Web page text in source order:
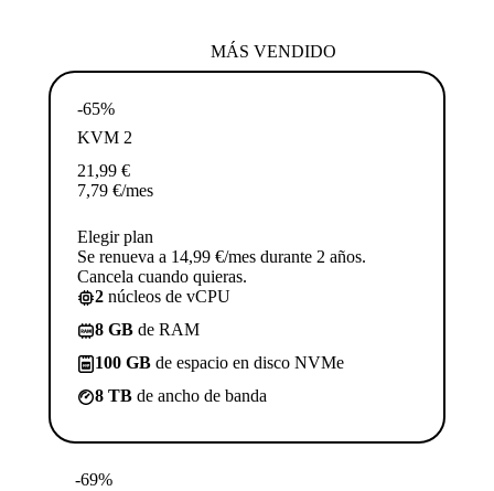
MÁS VENDIDO
-65%
KVM 2
21,99 €
7,79 €/mes
Elegir plan
Se renueva a 14,99 €/mes durante 2 años.
Cancela cuando quieras.
2 núcleos de vCPU
8 GB de RAM
100 GB de espacio en disco NVMe
8 TB de ancho de banda
-69%